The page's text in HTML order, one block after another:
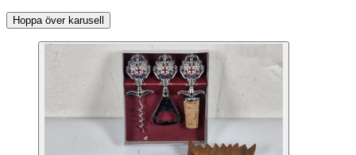
Hoppa över karusell